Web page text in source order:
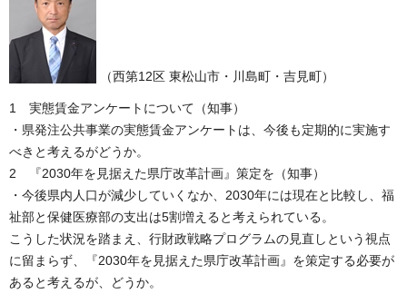
（西第12区 東松山市・川島町・吉見町）
1 実態賃金アンケートについて（知事）
・県発注公共事業の実態賃金アンケートは、今後も定期的に実施す
べきと考えるがどうか。
2 『2030年を見据えた県庁改革計画』策定を（知事）
・今後県内人口が減少していくなか、2030年には現在と比較し、福
祉部と保健医療部の支出は5割増えると考えられている。
こうした状況を踏まえ、行財政戦略プログラムの見直しという視点
に留まらず、『2030年を見据えた県庁改革計画』を策定する必要が
あると考えるが、どうか。